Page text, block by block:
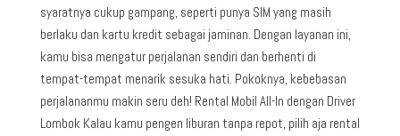
syaratnya cukup gampang, seperti punya SIM yang masih
berlaku dan kartu kredit sebagai jaminan. Dengan layanan ini,
kamu bisa mengatur perjalanan sendiri dan berhenti di
tempat-tempat menarik sesuka hati. Pokoknya, kebebasan
perjalananmu makin seru deh! Rental Mobil All-In dengan Driver
Lombok Kalau kamu pengen liburan tanpa repot, pilih aja rental